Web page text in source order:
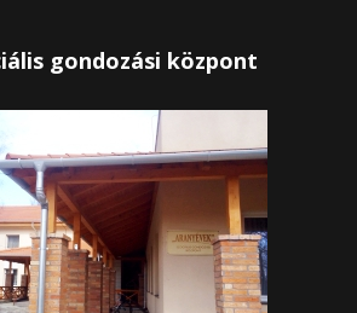
gondozási központ